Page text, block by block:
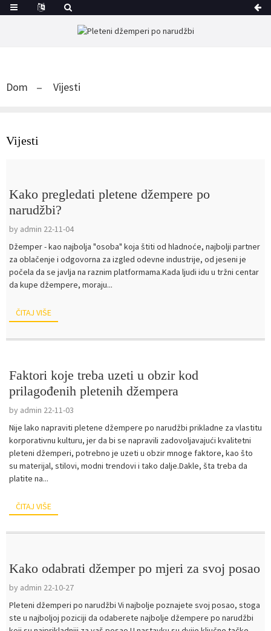
Dom Vijesti
Vijesti
Kako pregledati pletene džempere po
narudžbi?
by admin 22-11-04
Džemper - kao najbolja "osoba" koja štiti od hladnoće, najbolji partner
za oblačenje i odgovorna za izgled odevne industrije, od jeseni je
počela da se javlja na raznim platformama.Kada ljudi idu u tržni centar
da kupe džempere, moraju...
ČITAJ VIŠE
Faktori koje treba uzeti u obzir kod
prilagođenih pletenih džempera
by admin 22-11-03
Nije lako napraviti pletene džempere po narudžbi prikladne za vlastitu
korporativnu kulturu, jer da bi se napravili zadovoljavajući kvalitetni
pleteni džemperi, potrebno je uzeti u obzir mnoge faktore, kao što
su materijal, stilovi, modni trendovi i tako dalje.Dakle, šta treba da
platite na...
ČITAJ VIŠE
Kako odabrati džemper po mjeri za svoj posao
by admin 22-10-27
Pleteni džemperi po narudžbi Vi najbolje poznajete svoj posao, stoga
ste u najboljoj poziciji da odaberete najbolje džempere po narudžbi